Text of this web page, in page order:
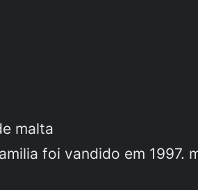
malta
foi vandido em 1997.